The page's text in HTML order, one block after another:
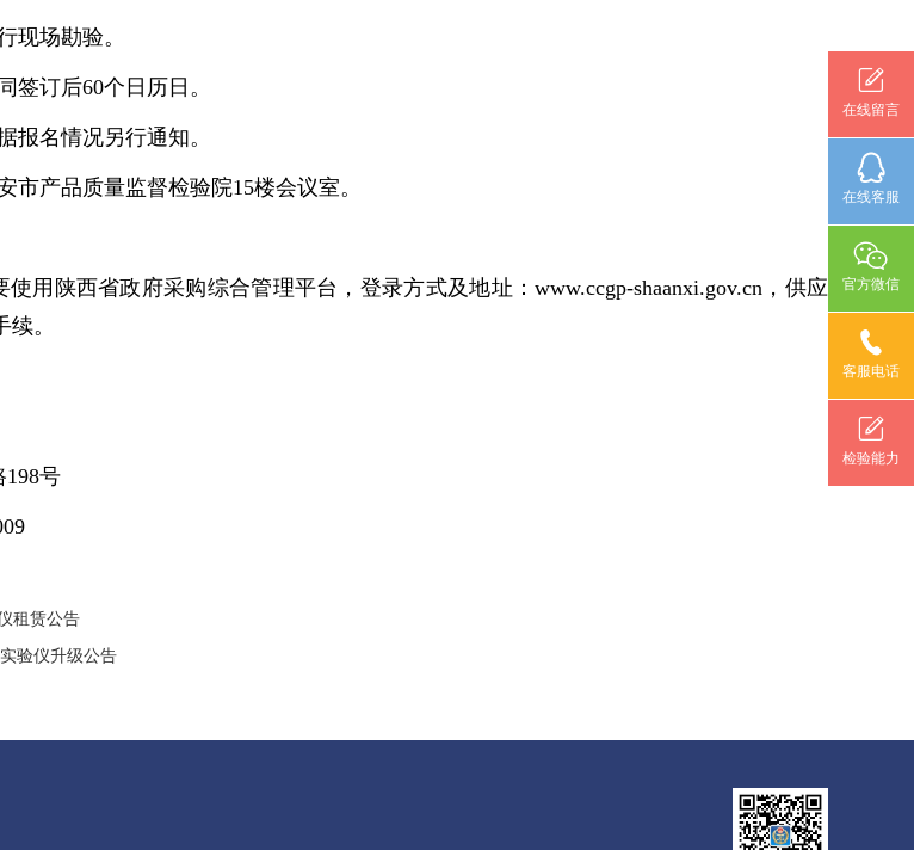
现场勘验。
签订后60个日历日。
报名情况另行通知。
市产品质量监督检验院15楼会议室。
用陕西省政府采购综合管理平台，登录方式及地址：www.ccgp-shaanxi.gov.cn，供应
。
号
租赁公告
验仪升级公告
在线留言
在线客服
官方微信
客服电话
检验能力